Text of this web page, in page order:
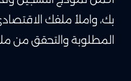
بك، واملأ ملفك
المطلوبة والتحقق من